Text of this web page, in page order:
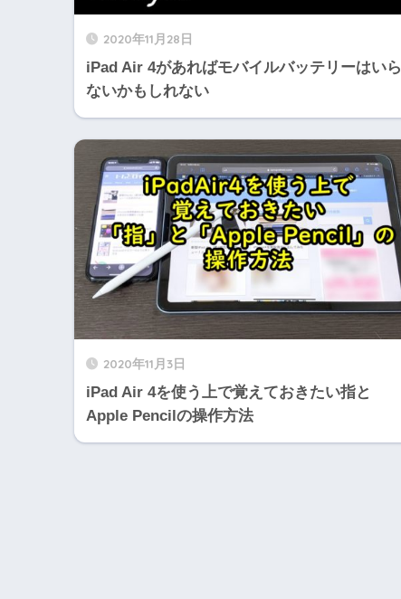
2020年11月28日
iPad Air 4があればモバイルバッテリーはいら
ないかもしれない
2020年11月3日
iPad Air 4を使う上で覚えておきたい指と
Apple Pencilの操作方法